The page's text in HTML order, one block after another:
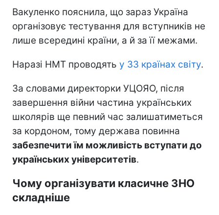
Вакуленко пояснила, що зараз Україна
організовує тестування для вступників не
лише всередині країни, а й за її межами.
Наразі НМТ проводять у 33 країнах світу.
За словами директорки УЦОЯО, після
завершення війни частина українських
школярів ще певний час залишатиметься
за кордоном, тому держава повинна
забезпечити їм можливість вступати до
українських університетів.
Чому організувати класичне ЗНО
складніше